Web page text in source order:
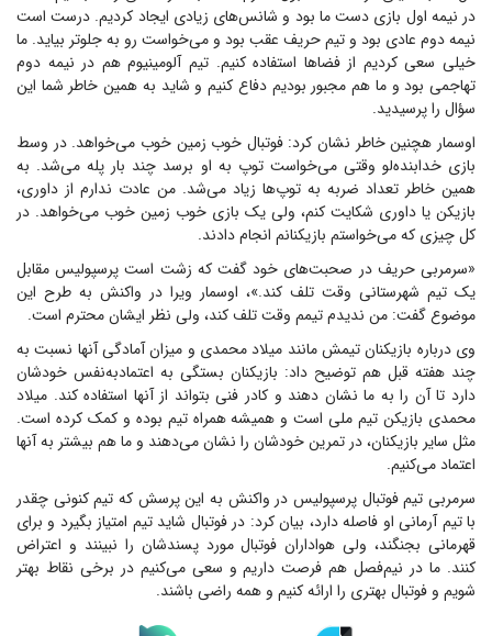
در نیمه اول بازی دست ما بود و شانس‌های زیادی ایجاد کردیم. درست است
نیمه دوم عادی بود و تیم حریف عقب بود و می‌خواست رو به جلوتر بیاید. ما
خیلی سعی کردیم از فضا‌ها استفاده کنیم. تیم آلومینیوم هم در نیمه دوم
تهاجمی بود و ما هم مجبور بودیم دفاع کنیم و شاید به همین خاطر شما این
سؤال را پرسیدید.
اوسمار هچنین خاطر نشان کرد: فوتبال خوب زمین خوب می‌خواهد. در وسط
بازی خدابنده‌لو وقتی می‌خواست توپ به او برسد چند بار پله می‌شد. به
همین خاطر تعداد ضربه به توپ‌ها زیاد می‌شد. من عادت ندارم از داوری،
بازیکن یا داوری شکایت کنم، ولی یک بازی خوب زمین خوب می‌خواهد. در
کل چیزی که می‌خواستم بازیکنانم انجام دادند.
«سرمربی حریف در صحبت‌های خود گفت که زشت است پرسپولیس مقابل
یک تیم شهرستانی وقت تلف کند.»، اوسمار ویرا در واکنش به طرح این
موضوع گفت: من ندیدم تیمم وقت تلف کند، ولی نظر ایشان محترم است.
وی درباره بازیکنان تیمش مانند میلاد محمدی و میزان آمادگی آنها نسبت به
چند هفته قبل هم توضیح داد: بازیکنان بستگی به اعتمادبه‌نفس خودشان
دارد تا آن را به ما نشان دهند و کادر فنی بتواند از آنها استفاده کند. میلاد
محمدی بازیکن تیم ملی است و همیشه همراه تیم بوده و کمک کرده است.
مثل سایر بازیکنان، در تمرین خودشان را نشان می‌دهند و ما هم بیشتر به آنها
اعتماد می‌کنیم.
سرمربی تیم فوتبال پرسپولیس در واکنش به این پرسش که تیم کنونی چقدر
با تیم آرمانی او فاصله دارد، بیان کرد: در فوتبال شاید تیم امتیاز بگیرد و برای
قهرمانی بجنگند، ولی هواداران فوتبال مورد پسندشان را نبینند و اعتراض
کنند. ما در نیم‌فصل هم فرصت داریم و سعی می‌کنیم در برخی نقاط بهتر
شویم و فوتبال بهتری را ارائه کنیم و همه راضی باشند.